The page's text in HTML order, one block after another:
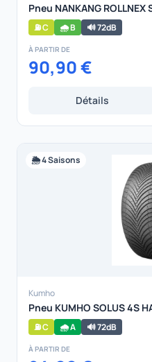
Pneu NANKANG
⛽ C 🌧️ B 🔊 72dB
À PARTIR DE
90,90 €
Détails
🌦️ 4 Saisons
Kumho
Pneu KUMHO SOLUS 4S
⛽ C 🌧️ A 🔊 72dB
À PARTIR DE